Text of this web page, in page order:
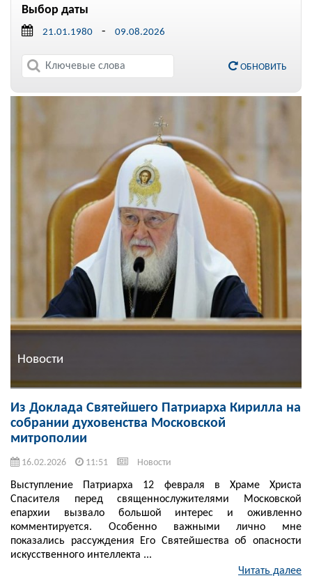
Выбор даты
-
ОБНОВИТЬ
Новости
Из Доклада Святейшего Патриарха Кирилла на
собрании духовенства Московской
митрополии
16.02.2026 11:51 Новости
Выступление Патриарха 12 февраля в Храме Христа
Спасителя перед священнослужителями Московской
епархии вызвало большой интерес и оживленно
комментируется. Особенно важными лично мне
показались рассуждения Его Святейшества об опасности
искусственного интеллекта ...
Читать далее